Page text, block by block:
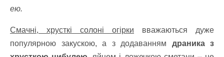
ею.
Смачні, хрусткі солоні огірки вважаються дуже
популярною закускою, а з додаванням драника з